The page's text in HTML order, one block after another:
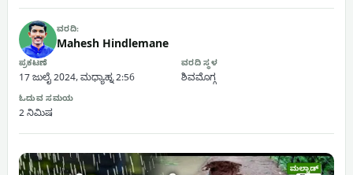
ವರದಿ:
Mahesh Hindlemane
ಪ್ರಕಟಣೆ
17 ಜುಲೈ 2024, ಮಧ್ಯಾಹ್ನ 2:56
ವರದಿ ಸ್ಥಳ
ಶಿವಮೊಗ್ಗ
ಓದುವ ಸಮಯ
2 ನಿಮಿಷ